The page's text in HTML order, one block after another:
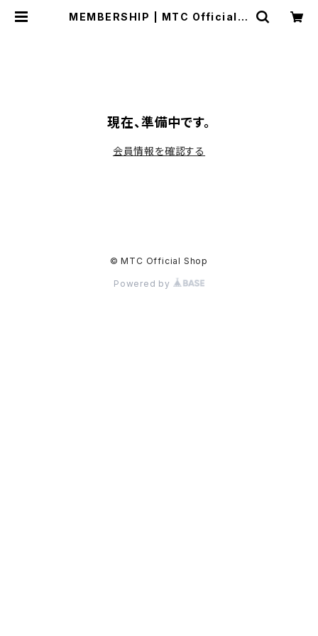
MEMBERSHIP | MTC Official S
現在、準備中です。
会員情報を確認する
© MTC Official Shop
Powered by